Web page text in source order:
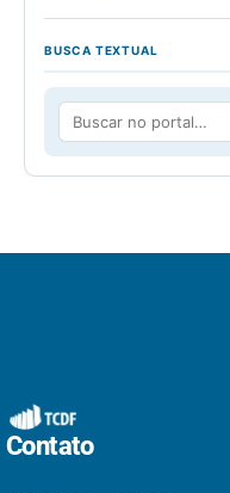
BUSCA TEXTUAL
Contato